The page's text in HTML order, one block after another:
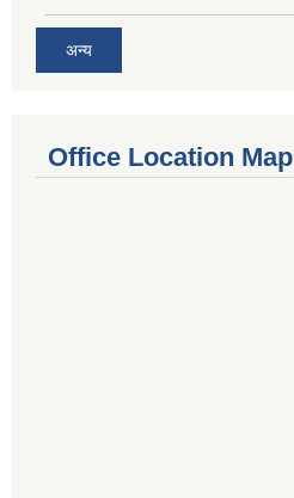
अन्य
Office Location Map